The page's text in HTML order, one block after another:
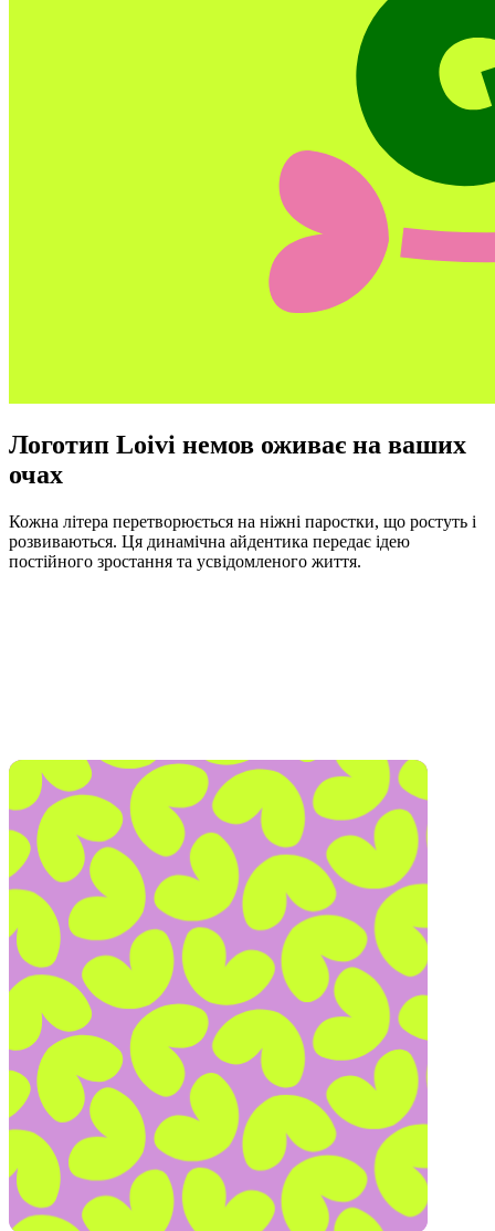
Логотип Loivi немов оживає на ваших
очах
Кожна літера перетворюється на ніжні паростки, що ростуть і
розвиваються. Ця динамічна айдентика передає ідею
постійного зростання та усвідомленого життя.